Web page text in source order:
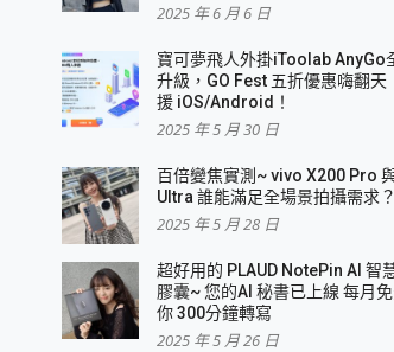
2025 年 6 月 6 日
寶可夢飛人外掛iToolab AnyGo
升級，GO Fest 五折優惠嗨翻天
援 iOS/Android！
2025 年 5 月 30 日
百倍變焦實測~ vivo X200 Pro
Ultra 誰能滿足全場景拍攝需求？
2025 年 5 月 28 日
超好用的 PLAUD NotePin AI 智
膠囊~ 您的AI 秘書已上線 每月
你 300分鐘轉寫
2025 年 5 月 26 日